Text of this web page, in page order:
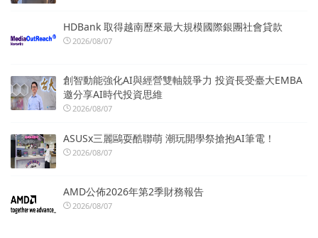
HDBank 取得越南歷來最大規模國際銀團社會貸款
2026/08/07
創智動能強化AI與經營雙軸競爭力 投資長受臺大EMBA
邀分享AI時代投資思維
2026/08/07
ASUSx三麗鷗耍酷聯萌 潮玩開學祭搶抱AI筆電！
2026/08/07
AMD公佈2026年第2季財務報告
2026/08/07